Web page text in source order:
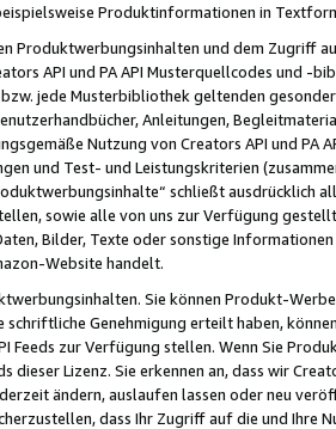
Produktinformationen in
Produktwerbungsinhalten und dem Zugriff
API und PA API Musterquellcodes und
jede Musterbibliothek geltenden
Anleitungen,
Nutzung von Creators API und PA
und Test- und Leistungskriterien
schließt ausdrücklich
sowie alle von uns zur Verfügung
Bilder, Texte oder sonstige
Website handelt.
Sie können Produkt-
schriftliche Genehmigung erteilt haben,
Feeds zur Verfügung stellen. Wenn Sie
dieser Lizenz. Sie erkennen an, dass wir
ändern, auslaufen lassen oder neu
dass Ihr Zugriff auf die und Ihre